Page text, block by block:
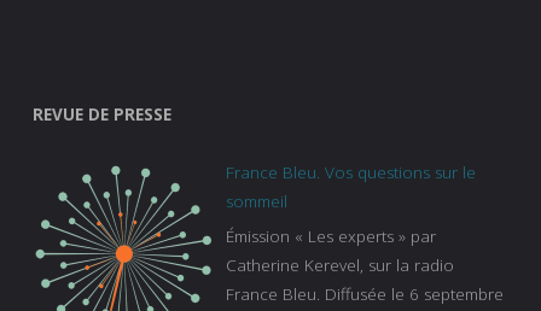
REVUE DE PRESSE
France Bleu. Vos questions sur le
sommeil
Émission « Les experts » par
Catherine Kerevel, sur la radio
France Bleu. Diffusée le 6 septembre